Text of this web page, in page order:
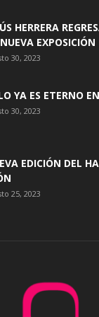
HERRERA
EXPOSICIÓN
30, 2023
YA ES ETERNO
30, 2023
EDICIÓN DEL
25, 2023